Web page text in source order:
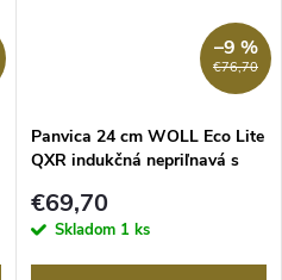
€76,70
–9 %
Panvica 24 cm WOLL Eco Lite
QXR indukčná nepriľnavá s
€69,70
Skladom 1 ks